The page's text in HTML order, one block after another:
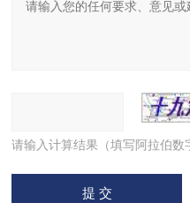
请输入计算结果（填写阿拉伯数